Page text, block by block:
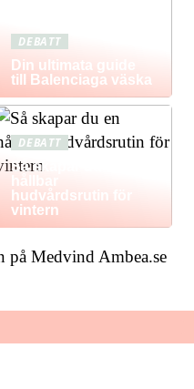
DEBATT
Din ultimata guide
till Balenciaga väska
DEBATT
Så skapar du en
hållbar
hudvårdsrutin för
vintern
på Medvind Ambea.se